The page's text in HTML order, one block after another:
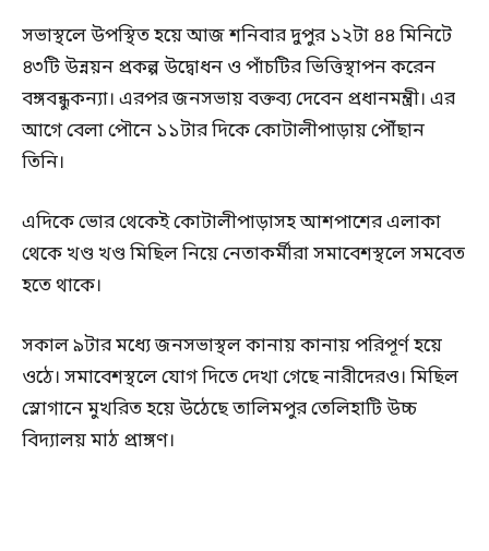
সভাস্থলে উপস্থিত হয়ে আজ শনিবার দুপুর ১২টা ৪৪ মিনিটে
৪৩টি উন্নয়ন প্রকল্প উদ্বোধন ও পাঁচটির ভিত্তিস্থাপন করেন
বঙ্গবন্ধুকন্যা। এরপর জনসভায় বক্তব্য দেবেন প্রধানমন্ত্রী। এর
আগে বেলা পৌনে ১১টার দিকে কোটালীপাড়ায় পৌঁছান
তিনি।
এদিকে ভোর থেকেই কোটালীপাড়াসহ আশপাশের এলাকা
থেকে খণ্ড খণ্ড মিছিল নিয়ে নেতাকর্মীরা সমাবেশস্থলে সমবেত
হতে থাকে।
সকাল ৯টার মধ্যে জনসভাস্থল কানায় কানায় পরিপূর্ণ হয়ে
ওঠে। সমাবেশস্থলে যোগ দিতে দেখা গেছে নারীদেরও। মিছিল
স্লোগানে মুখরিত হয়ে উঠেছে তালিমপুর তেলিহাটি উচ্চ
বিদ্যালয় মাঠ প্রাঙ্গণ।